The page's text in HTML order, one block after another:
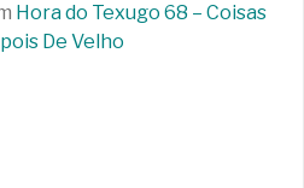
Hora do Texugo 68 – Coisas
De Velho